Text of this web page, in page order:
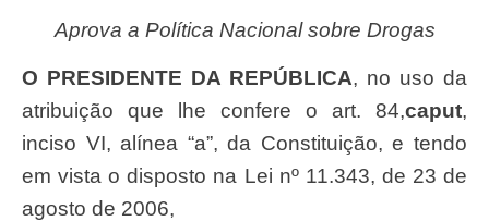
Aprova a Política Nacional sobre Drogas
O PRESIDENTE DA REPÚBLICA, no uso da
atribuição que lhe confere o art. 84,caput,
inciso VI, alínea “a”, da Constituição, e tendo
em vista o disposto na Lei nº 11.343, de 23 de
agosto de 2006,